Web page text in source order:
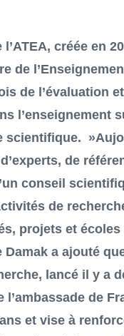
créée en
de
de l’évaluation
l’enseignement
scientifique.
de
conseil
de
projets et écoles
Damak a ajouté
lancé il y a
l’ambassade de
et vise à